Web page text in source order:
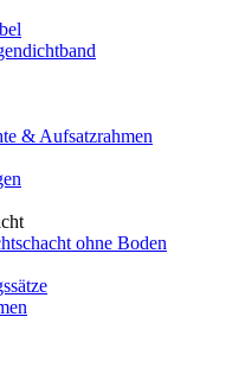
& Aufsatzrahmen
ohne Boden